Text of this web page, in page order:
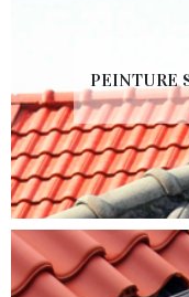
PEINTURE